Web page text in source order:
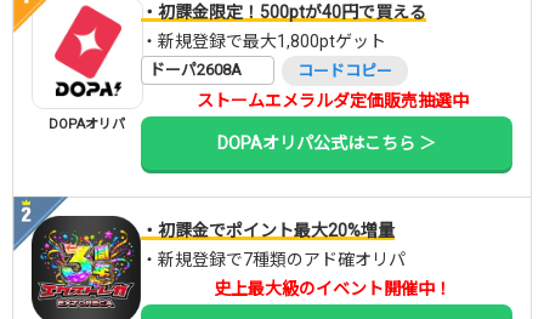
DOPAオリパ
・初課金限定！500ptが40円で買える
・新規登録で最大1,800ptゲット
ドーパ2608A コードコピー
ストームエメラルダ定価販売抽選中
DOPAオリパ公式はこちら ＞
・初課金でポイント最大20%増量
・新規登録で7種類のアド確オリパ
史上最大級のイベント開催中！